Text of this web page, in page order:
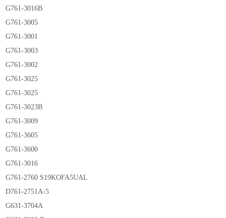
G761-3016B
G761-3005
G761-3001
G761-3003
G761-3002
G761-3025
G761-3025
G761-3023B
G761-3009
G761-3605
G761-3600
G761-3016
G761-2760 S19KOFA5UAL
D761-2751A-5
G631-3704A